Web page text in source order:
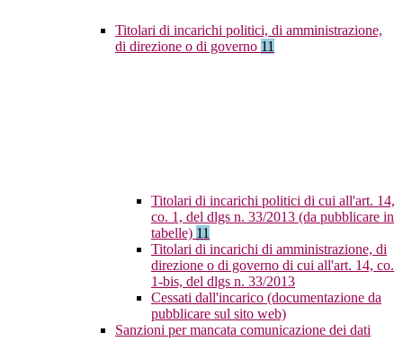
Titolari di incarichi politici, di amministrazione,
di direzione o di governo 11
Titolari di incarichi politici di cui all'art. 14,
co. 1, del dlgs n. 33/2013 (da pubblicare in
tabelle) 11
Titolari di incarichi di amministrazione, di
direzione o di governo di cui all'art. 14, co.
1-bis, del dlgs n. 33/2013
Cessati dall'incarico (documentazione da
pubblicare sul sito web)
Sanzioni per mancata comunicazione dei dati